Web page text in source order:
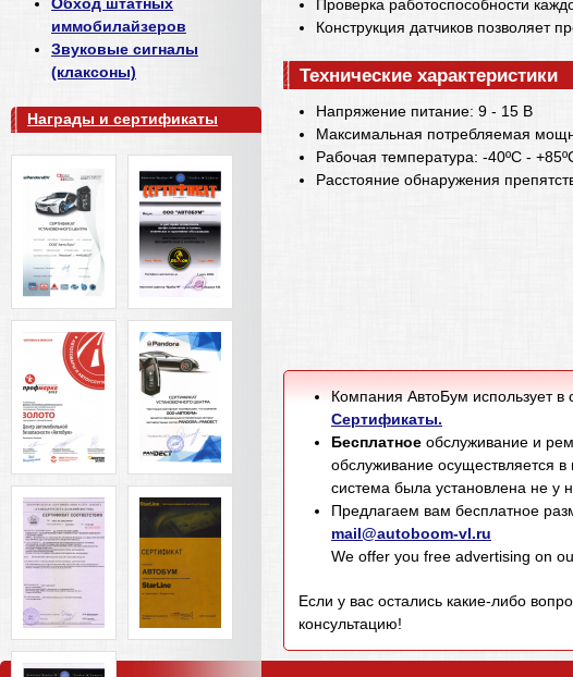
Проверка работоспособности
Конструкция датчиков позволяет
Технические характеристики
Напряжение питание: 9 - 15 В
Максимальная потребляемая
Рабочая температура: -40ºС -
Расстояние обнаружения
Компания АвтоБум использует в
Сертификаты.
Бесплатное обслуживание и
обслуживание осуществляется
система была установлена не у
Предлагаем вам бесплатное
mail@autoboom-vl.ru
We offer you free advertising on
Если у вас остались какие-либо
консультацию!
иммобилайзеров
Звуковые сигналы
(клаксоны)
Награды и сертификаты